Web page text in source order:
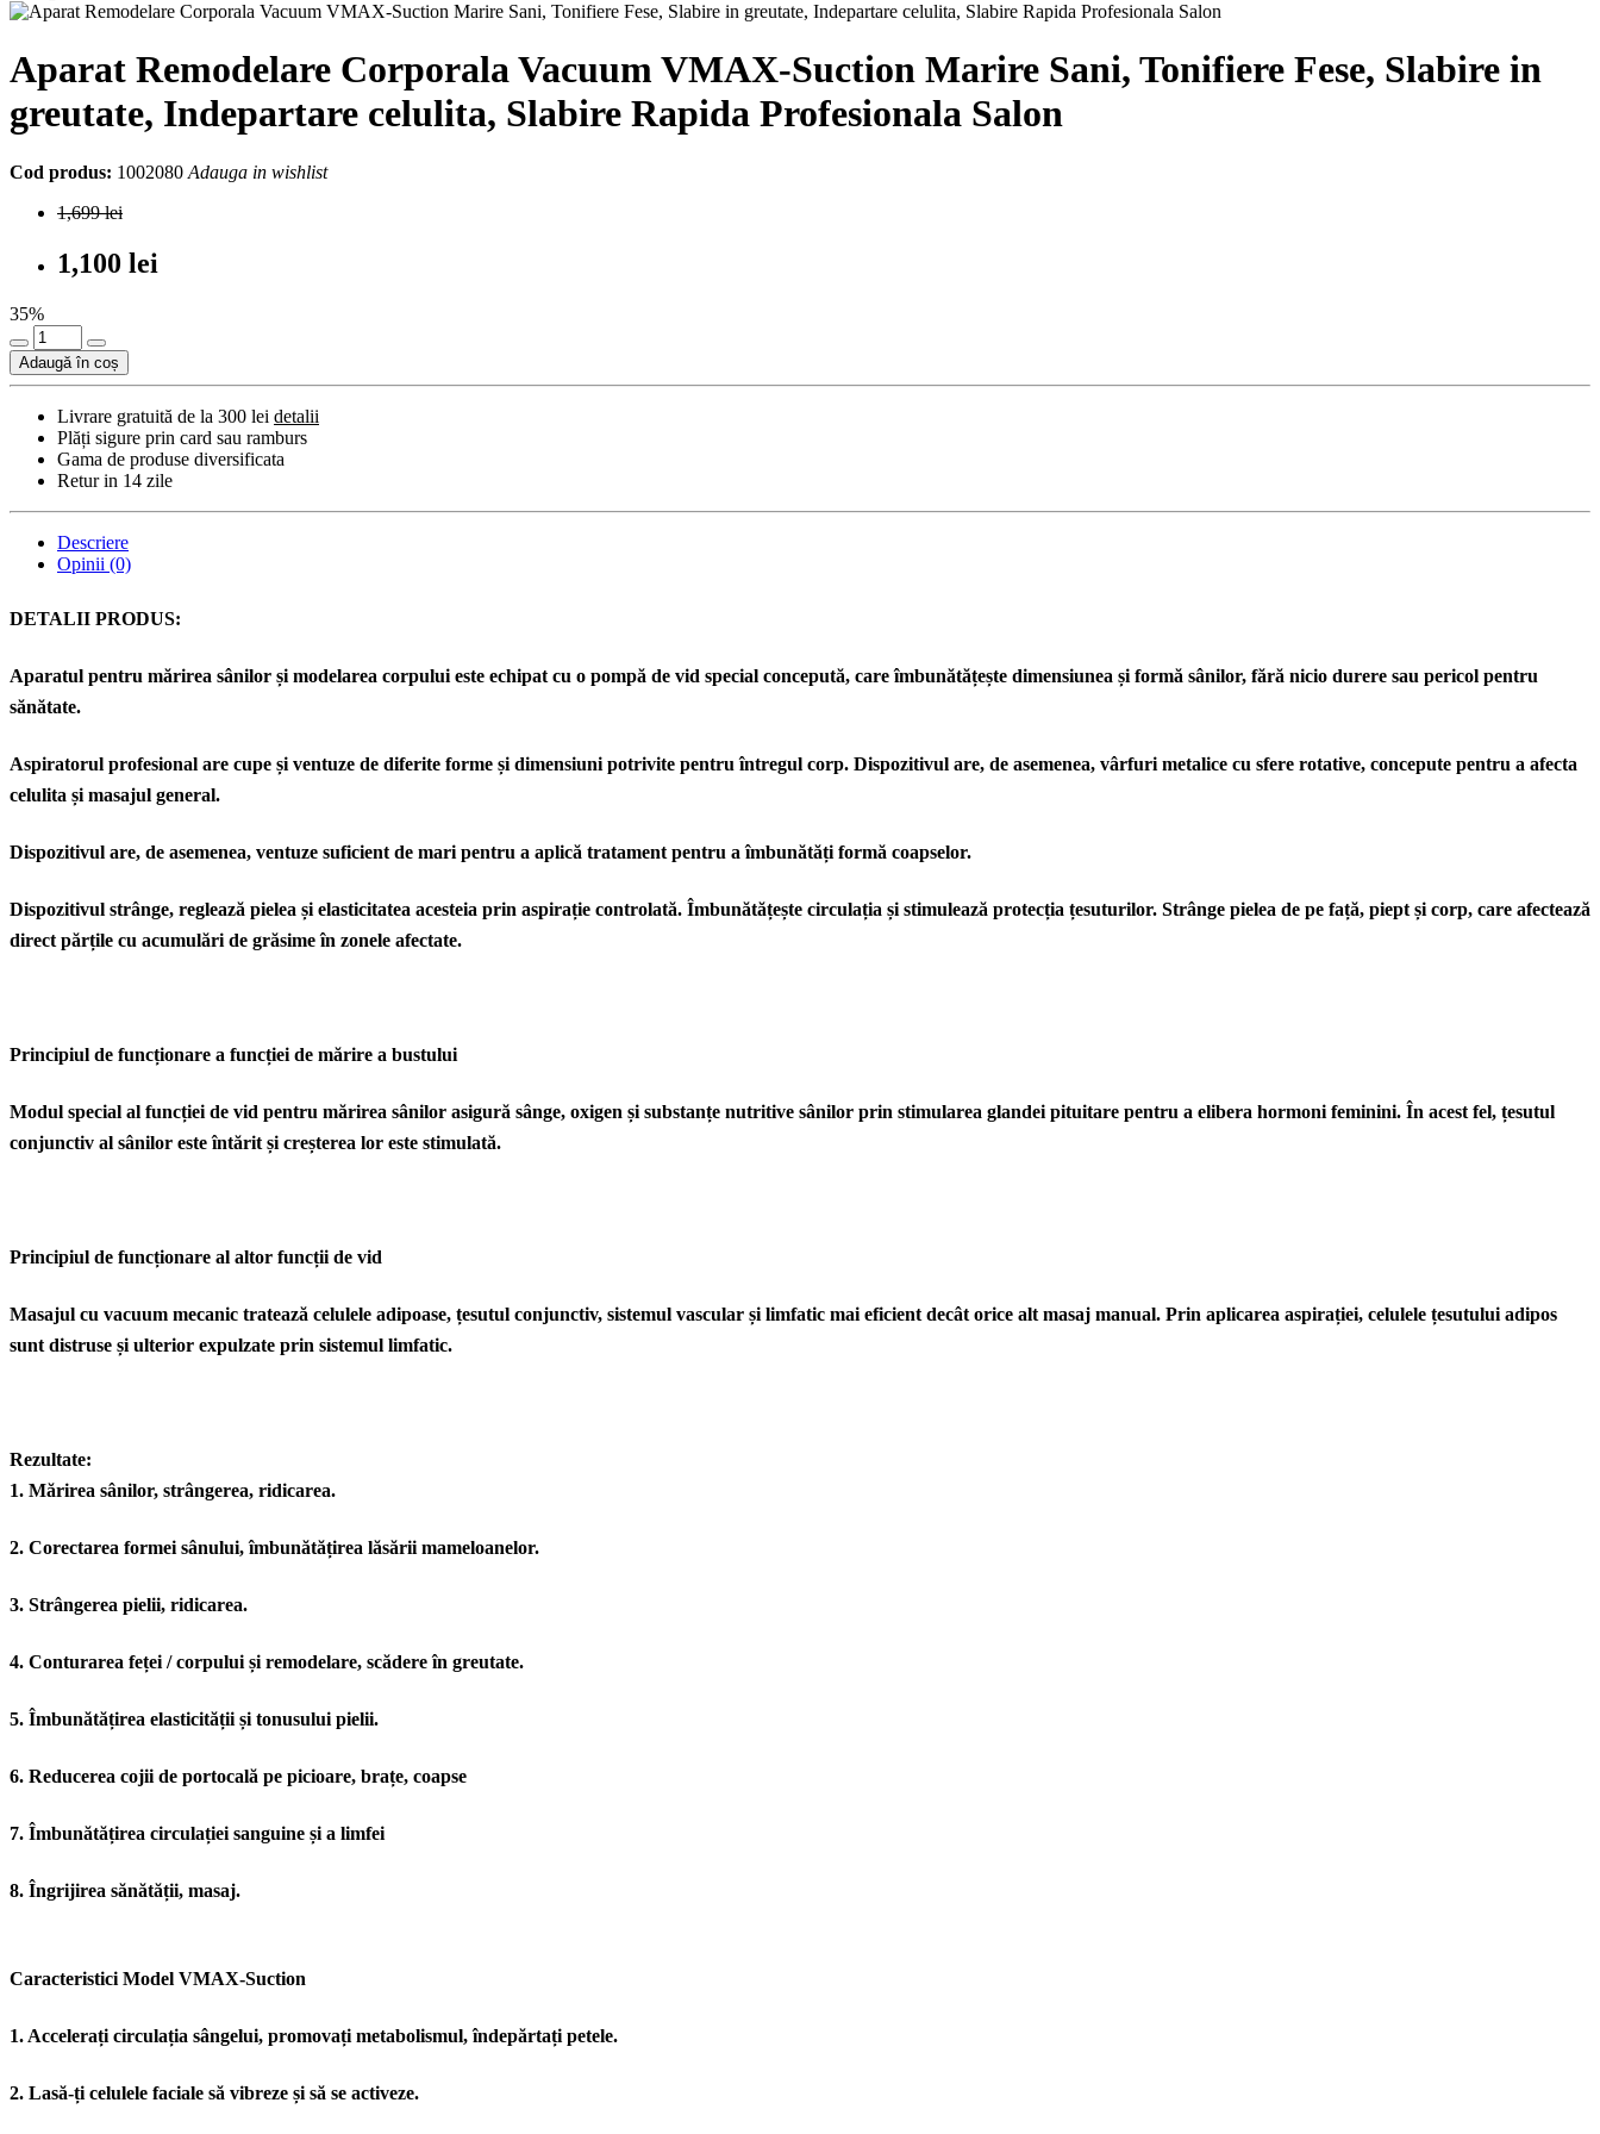
Aparat Remodelare Corporala Vacuum VMAX-Suction Marire Sani, Tonifiere Fese, Slabire in
greutate, Indepartare celulita, Slabire Rapida Profesionala Salon
Cod produs: 1002080 Adauga in wishlist
1,699 lei
1,100 lei
35%
Adaugă în coș
Livrare gratuită de la 300 lei detalii
Plăți sigure prin card sau ramburs
Gama de produse diversificata
Retur in 14 zile
Descriere
Opinii (0)
DETALII PRODUS:
Aparatul pentru mărirea sânilor și modelarea corpului este echipat cu o pompă de vid special concepută, care îmbunătățește dimensiunea și formă sânilor, fără nicio durere sau pericol pentru
sănătate.
Aspiratorul profesional are cupe și ventuze de diferite forme și dimensiuni potrivite pentru întregul corp. Dispozitivul are, de asemenea, vârfuri metalice cu sfere rotative, concepute pentru a afecta
celulita și masajul general.
Dispozitivul are, de asemenea, ventuze suficient de mari pentru a aplică tratament pentru a îmbunătăți formă coapselor.
Dispozitivul strânge, reglează pielea și elasticitatea acesteia prin aspirație controlată. Îmbunătățește circulația și stimulează protecția țesuturilor. Strânge pielea de pe față, piept și corp, care afectează
direct părțile cu acumulări de grăsime în zonele afectate.
Principiul de funcționare a funcției de mărire a bustului
Modul special al funcției de vid pentru mărirea sânilor asigură sânge, oxigen și substanțe nutritive sânilor prin stimularea glandei pituitare pentru a elibera hormoni feminini. În acest fel, țesutul
conjunctiv al sânilor este întărit și creșterea lor este stimulată.
Principiul de funcționare al altor funcții de vid
Masajul cu vacuum mecanic tratează celulele adipoase, țesutul conjunctiv, sistemul vascular și limfatic mai eficient decât orice alt masaj manual. Prin aplicarea aspirației, celulele țesutului adipos
sunt distruse și ulterior expulzate prin sistemul limfatic.
Rezultate:
1. Mărirea sânilor, strângerea, ridicarea.
2. Corectarea formei sânului, îmbunătățirea lăsării mameloanelor.
3. Strângerea pielii, ridicarea.
4. Conturarea feței / corpului și remodelare, scădere în greutate.
5. Îmbunătățirea elasticității și tonusului pielii.
6. Reducerea cojii de portocală pe picioare, brațe, coapse
7. Îmbunătățirea circulației sanguine și a limfei
8. Îngrijirea sănătății, masaj.
Caracteristici Model VMAX-Suction
1. Accelerați circulația sângelui, promovați metabolismul, îndepărtați petele.
2. Lasă-ți celulele faciale să vibreze și să se activeze.